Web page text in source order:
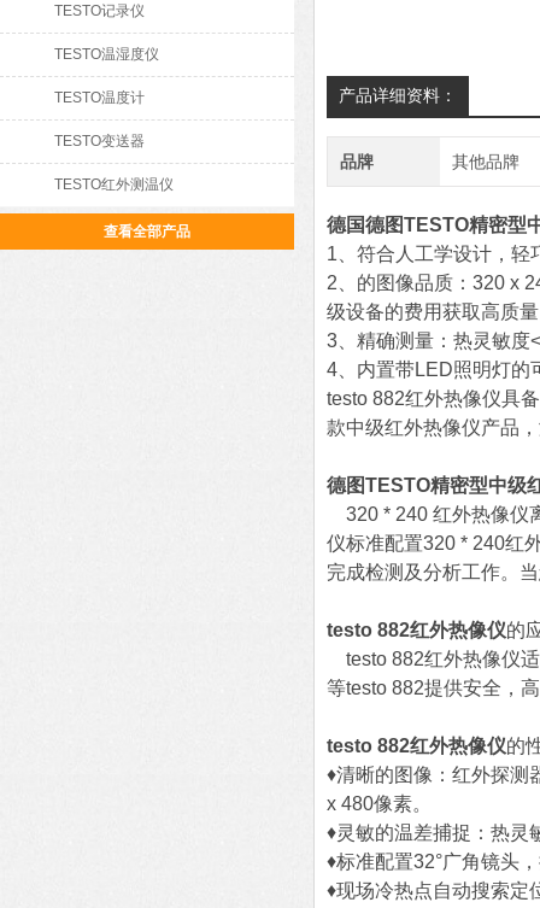
TESTO记录仪
TESTO温湿度仪
TESTO温度计
TESTO变送器
TESTO红外测温仪
查看全部产品
产品详细资料：
品牌 其他品牌
德国德图TESTO精密型
1、 符合人工学设计，轻
2、 的图像品质：320 x
级设备的费用获取高质
3、 精确测量：热灵敏度
4、 内置带LED照明灯的
testo 882红外热像仪具
款中级红外热像仪产品
德图TESTO精密型中级
320 * 240 红外热像仪
仪标准配置320 * 240红
完成检测及分析工作。
testo 882红外热像仪的
testo 882红外热像仪
等testo 882提供安全，
testo 882红外热像仪的
♦清晰的图像：红外探测
x 480像素。
♦灵敏的温差捕捉：热
♦标准配置32°广角镜头
♦现场冷热点自动搜索定